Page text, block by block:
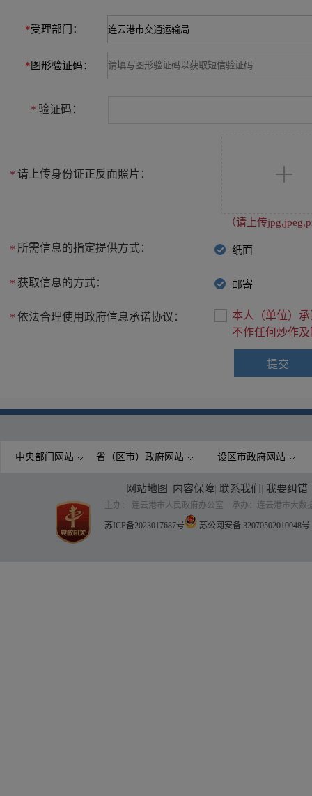
*受理部门：
* 图形验证码：
* 验证码：
* 请上传身份证正反面照片：
（请上传
* 所需信息的指定提供方式： 纸面
* 获取信息的方式： 邮寄
* 依法合理使用政府信息承诺协议：
本人（单位）
不作任何炒作
中央部门网站 省（区市）政府网站 设区市政府网站
网站地图 | 内容保障| 联系我们 | 我要纠错|
主办： 连云港市人民政府办公室 承办：连云港市大数
苏ICP备2023017687号 苏公网安备 32070502010048号